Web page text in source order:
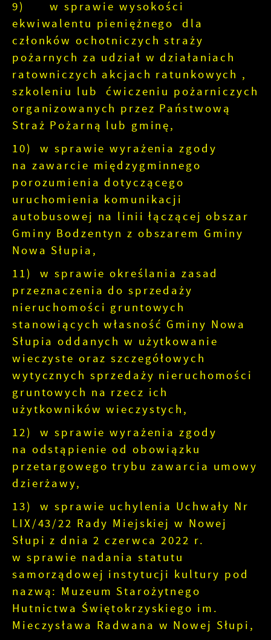
9) w sprawie wysokości
ekwiwalentu pieniężnego dla
członków ochotniczych straży
pożarnych za udział w działaniach
ratowniczych akcjach ratunkowych ,
szkoleniu lub ćwiczeniu pożarniczych
organizowanych przez Państwową
Straż Pożarną lub gminę,
10) w sprawie wyrażenia zgody
na zawarcie międzygminnego
porozumienia dotyczącego
uruchomienia komunikacji
autobusowej na linii łączącej obszar
Gminy Bodzentyn z obszarem Gminy
Nowa Słupia,
11) w sprawie określania zasad
przeznaczenia do sprzedaży
nieruchomości gruntowych
stanowiących własność Gminy Nowa
Słupia oddanych w użytkowanie
wieczyste oraz szczegółowych
wytycznych sprzedaży nieruchomości
gruntowych na rzecz ich
użytkowników wieczystych,
12) w sprawie wyrażenia zgody
na odstąpienie od obowiązku
przetargowego trybu zawarcia umowy
dzierżawy,
13) w sprawie uchylenia Uchwały Nr
LIX/43/22 Rady Miejskiej w Nowej
Słupi z dnia 2 czerwca 2022 r.
w sprawie nadania statutu
samorządowej instytucji kultury pod
nazwą: Muzeum Starożytnego
Hutnictwa Świętokrzyskiego im.
Mieczysława Radwana w Nowej Słupi,